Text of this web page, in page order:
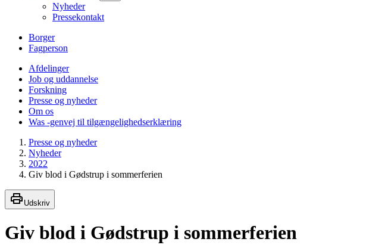
Nyheder
Pressekontakt
Borger
Fagperson
Afdelinger
Job og uddannelse
Forskning
Presse og nyheder
Om os
Was -genvej til tilgængelighedserklæring
Presse og nyheder
Nyheder
2022
Giv blod i Gødstrup i sommerferien
Udskriv
Giv blod i Gødstrup i sommerferien